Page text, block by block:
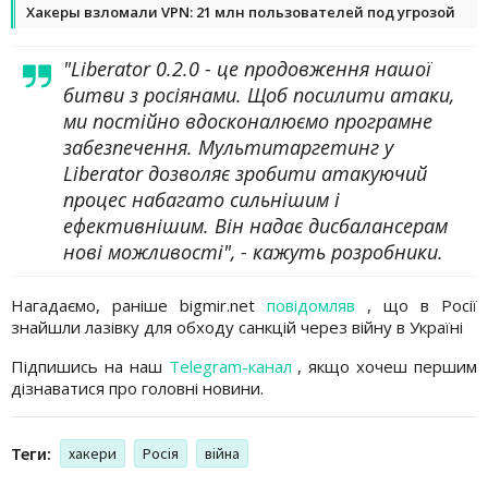
Хакеры взломали VPN: 21 млн пользователей под угрозой
"Liberator 0.2.0 - це продовження нашої
битви з росіянами. Щоб посилити атаки,
ми постійно вдосконалюємо програмне
забезпечення. Мультитаргетинг у
Liberator дозволяє зробити атакуючий
процес набагато сильнішим і
ефективнішим. Він надає дисбалансерам
нові можливості", - кажуть розробники.
Нагадаємо, раніше bigmir.net повідомляв , що в Росії
знайшли лазівку для обходу санкцій через війну в Україні
Підпишись на наш Telegram-канал , якщо хочеш першим
дізнаватися про головні новини.
Теги: хакери Росія війна